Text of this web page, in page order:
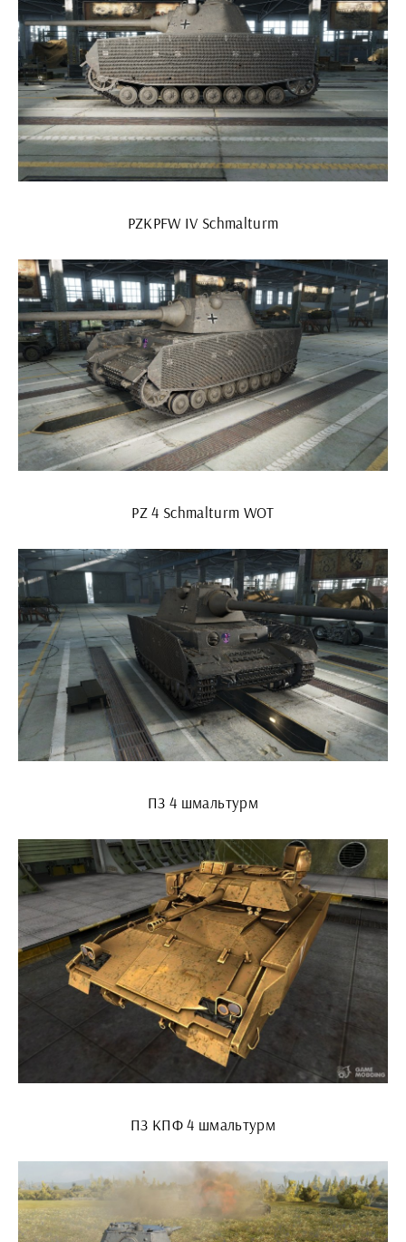
PZKPFW IV Schmalturm
PZ 4 Schmalturm WOT
ПЗ 4 шмальтурм
ПЗ КПФ 4 шмальтурм